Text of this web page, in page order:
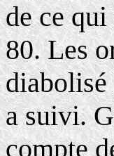
de ce
80. Les
diabolisé
a suivi.
compte